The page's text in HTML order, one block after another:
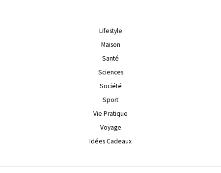
Lifestyle
Maison
Santé
Sciences
Société
Sport
Vie Pratique
Voyage
Idées Cadeaux